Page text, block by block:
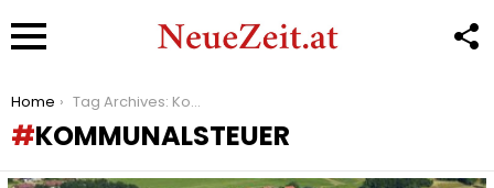
You are here:
Home Tag Archives: Kommunalsteuer
KOMMUNALSTEUER